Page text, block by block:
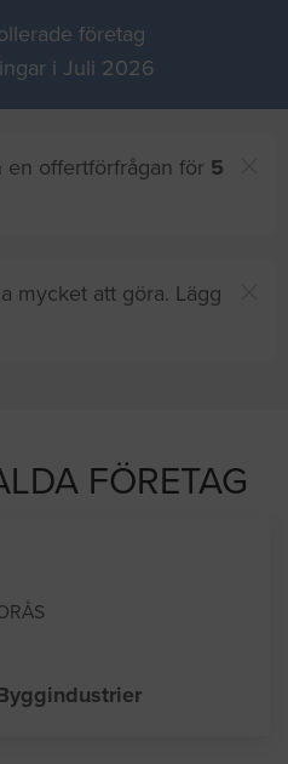
företag
i Juli 2026
en offertförfrågan för 5
mycket att göra. Lägg
FÖRETAG